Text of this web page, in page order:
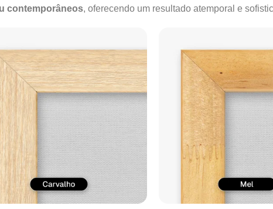
contemporâneos, oferecendo um resultado atemporal e